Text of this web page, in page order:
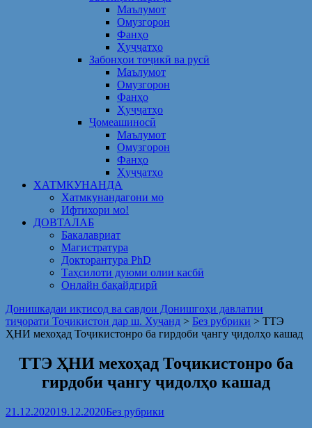
Маълумот
Омузгорон
Фанҳо
Ҳуҷҷатҳо
Забонҳои тоҷикӣ ва русӣ
Маълумот
Омузгорон
Фанҳо
Ҳуҷҷатҳо
Ҷомеашиносӣ
Маълумот
Омузгорон
Фанҳо
Ҳуҷҷатҳо
ХАТМКУНАНДА
Хатмкунандагони мо
Ифтихори мо!
ДОВТАЛАБ
Бакалавриат
Магистратура
Докторантура PhD
Таҳсилоти дуюми олии касбӣ
Онлайн бақайдгирӣ
Донишкадаи иқтисод ва савдои Донишгоҳи давлатии
тиҷорати Тоҷикистон дар ш. Хуҷанд > Без рубрики > ТТЭ
ҲНИ мехоҳад Тоҷикистонро ба гирдоби ҷангу ҷидолҳо кашад
ТТЭ ҲНИ мехоҳад Тоҷикистонро ба
гирдоби ҷангу ҷидолҳо кашад
21.12.202019.12.2020Без рубрики